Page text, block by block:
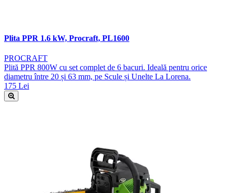
Plita PPR 1.6 kW, Procraft, PL1600
PROCRAFT
Plită PPR 800W cu set complet de 6 bacuri. Ideală pentru orice
diametru între 20 și 63 mm, pe Scule și Unelte La Lorena.
175 Lei